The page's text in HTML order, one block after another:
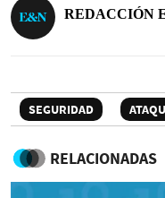
REDACCIÓN
SEGURIDAD
RELACIONADAS